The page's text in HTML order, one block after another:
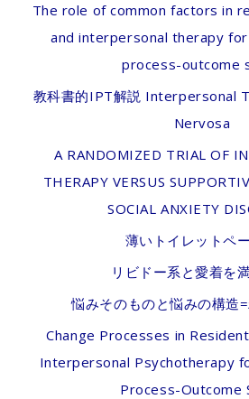
The role of common factors in
and interpersonal therapy for
process-outcome
教科書的IPT解説 Interpersonal
Nervosa
A RANDOMIZED TRIAL OF
THERAPY VERSUS
SOCIAL ANXIETY
薄いトイレットペ
リビドー系と愛着を
悩みそのものと悩みの構造
Change Processes in
Interpersonal Psychotherapy
Process-Outcome